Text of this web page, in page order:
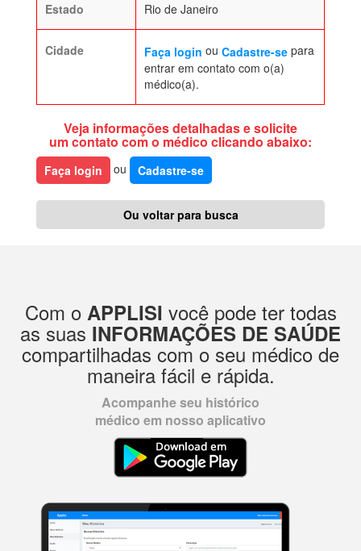
Estado Rio de Janeiro
Cidade Faça login ou Cadastre-se para
entrar em contato com o(a)
médico(a).
Veja informações detalhadas e solicite
um contato com o médico clicando abaixo:
Faça login ou Cadastre-se
Ou voltar para busca
Com o APPLISI você pode ter todas
as suas INFORMAÇÕES DE SAÚDE
compartilhadas com o seu médico de
maneira fácil e rápida.
Acompanhe seu histórico
médico em nosso aplicativo